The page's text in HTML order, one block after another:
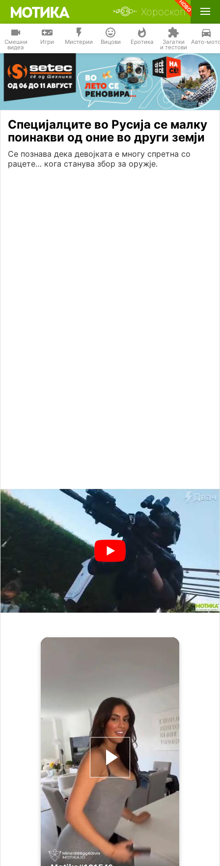
Хороскоп
Смешни
видеа
Игри Мистерии Вицови Еротика Загатки
и тестови
Авто-
Специјалците во Русија се малку
поинакви од оние во други земји
Се познава дека девојката е многу спретна со
рацете… кога станува збор за оружје.